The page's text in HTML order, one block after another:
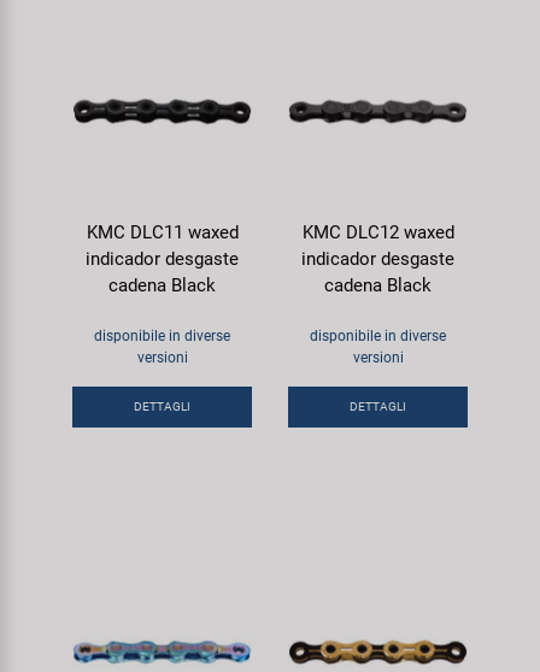
KMC DLC11 waxed
indicador desgaste
cadena Black
disponibile in diverse
versioni
DETTAGLI
KMC DLC12 waxed
indicador desgaste
cadena Black
disponibile in diverse
versioni
DETTAGLI